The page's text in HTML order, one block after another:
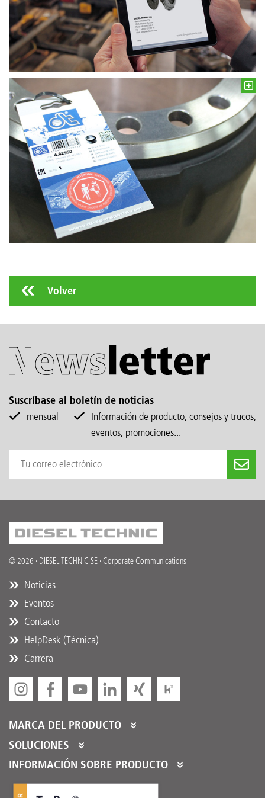
Volver
Suscríbase al boletín de noticias
mensual
Información de producto, consejos y trucos,
eventos, promociones...
© 2026 · DIESEL TECHNIC SE · Corporate Communications
Noticias
Eventos
Contacto
HelpDesk (Técnica)
Carrera
MARCA DEL PRODUCTO
DT Spare Parts
SOLUCIONES
Partner Portal
INFORMACIÓN SOBRE PRODUCTO
Catálogos de productos